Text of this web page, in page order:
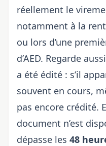
réellement le
notamment à la
ou lors d’une
d’AED. Regarde
a été édité : s’il
souvent en cours,
pas encore crédité.
document n’est
dépasse les 48